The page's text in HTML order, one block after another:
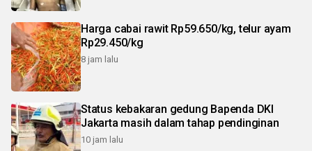
Harga cabai rawit Rp59.650/kg, telur ayam
Rp29.450/kg
8 jam lalu
Status kebakaran gedung Bapenda DKI
Jakarta masih dalam tahap pendinginan
10 jam lalu